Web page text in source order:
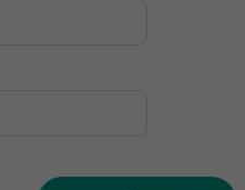
forgyldt sølv.